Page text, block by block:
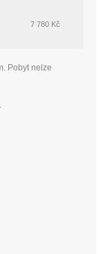
7 780 Kč
Pobyt nelze